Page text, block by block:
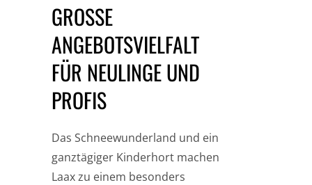
GROSSE A
NGEBOTSVIELFALT F
ÜR NEULINGE UND P
ROFIS
Das Schneewunderland und ein
ganztägiger Kinderhort machen
Laax zu einem besonders